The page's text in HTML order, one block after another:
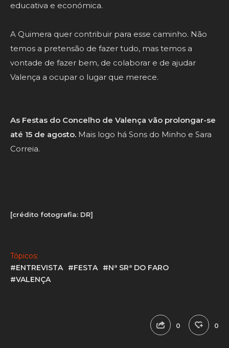
educativa e económica.
A Quimera quer contribuir para esse caminho. Não
temos a pretensão de fazer tudo, mas temos a
vontade de fazer bem, de colaborar e de ajudar
Valença a ocupar o lugar que merece.
As Festas do Concelho de Valença vão prolongar-se
até 15 de agosto. Mais logo há Sons do Minho e Sara
Correia.
[crédito fotografia: DR]
Tópicos:
#ENTREVISTA
#FESTA
#Nª SRª DO FARO
#VALENÇA
0 0